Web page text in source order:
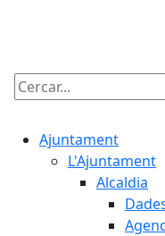
Cercar:
Ajuntament
L'Ajuntament
Alcaldia